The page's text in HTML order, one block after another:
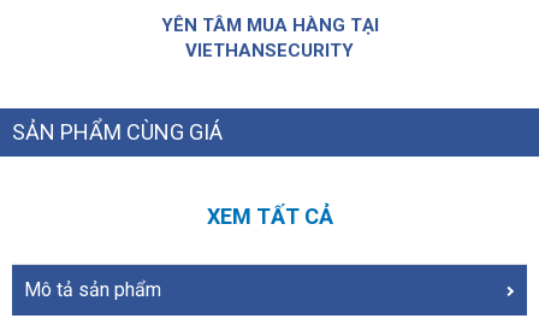
YÊN TÂM MUA HÀNG TẠI
VIETHANSECURITY
SẢN PHẨM CÙNG GIÁ
XEM TẤT CẢ
Mô tả sản phẩm